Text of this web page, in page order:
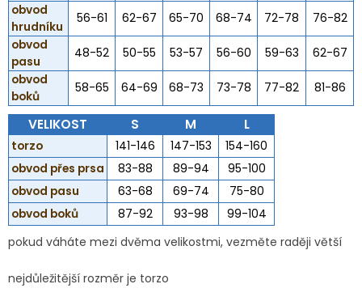
obvod
hrudníku
56-61 62-67 65-70 68-74 72-78
76-82
obvod
pasu
48-52 50-55 53-57 56-60 59-63
62-67
obvod
boků
58-65 64-69 68-73 73-78 77-82 81-86
VELIKOST S M L
torzo 141-146 147-153
154-160
obvod přes prsa
83-88 89-94
95-100
obvod pasu
63-68 69-74
75-80
obvod boků
87-92 93-98
99-104
pokud váháte mezi dvěma velikostmi, vezměte raději větší
nejdůležitější rozměr je torzo